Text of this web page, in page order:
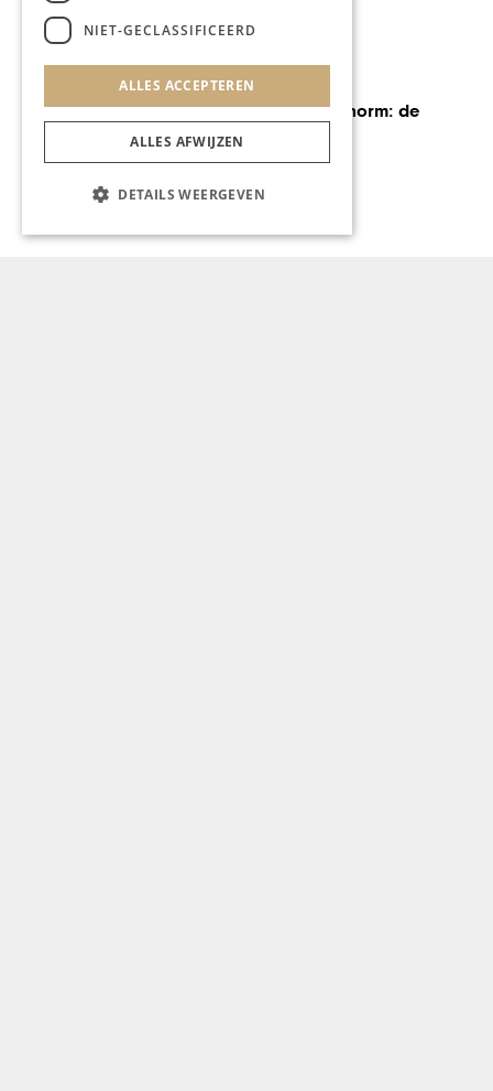
AUTOMOTIVE
Europese CO2-norm: de
spanning stijgt
NIET-GECLASSIFICEERD
ALLES ACCEPTEREN
ALLES AFWIJZEN
DETAILS WEERGEVEN